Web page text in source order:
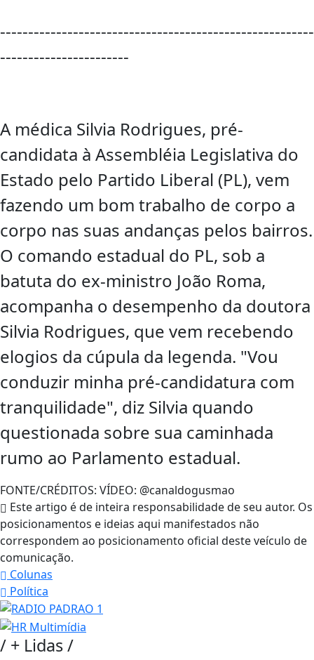
--------------------------------------------------------
-----------------------
A médica Silvia Rodrigues, pré-
candidata à Assembléia Legislativa do
Estado pelo Partido Liberal (PL), vem
fazendo um bom trabalho de corpo a
corpo nas suas andanças pelos bairros.
O comando estadual do PL, sob a
batuta do ex-ministro João Roma,
acompanha o desempenho da doutora
Silvia Rodrigues, que vem recebendo
elogios da cúpula da legenda. "Vou
conduzir minha pré-candidatura com
tranquilidade", diz Silvia quando
questionada sobre sua caminhada
rumo ao Parlamento estadual.
FONTE/CRÉDITOS: VÍDEO: @canaldogusmao
Este artigo é de inteira responsabilidade de seu autor. Os
posicionamentos e ideias aqui manifestados não
correspondem ao posicionamento oficial deste veículo de
comunicação.
Colunas
Política
/ + Lidas/